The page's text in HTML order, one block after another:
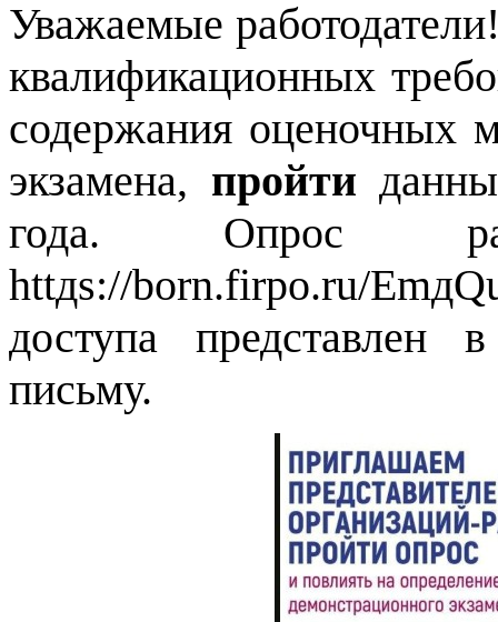
Уважаемые
квалификационных
содержания оценочных
экзамена, пройти
года. Oпpoc
httдs://born.firpo.ru/
доступа представлен
письму.